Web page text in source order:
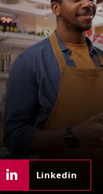
Linkedin